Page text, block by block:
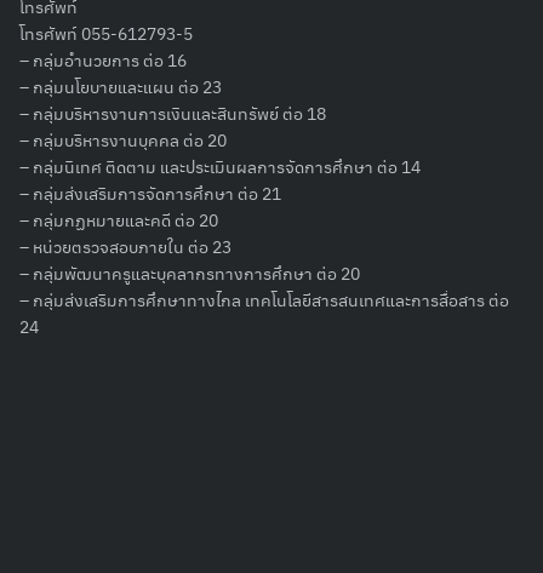
Search
for:
โทรศัพท์
โทรศัพท์ 055-612793-5
– กลุ่มอำนวยการ ต่อ 16
– กลุ่มนโยบายและแผน ต่อ 23
– กลุ่มบริหารงานการเงินและสินทรัพย์ ต่อ 18
– กลุ่มบริหารงานบุคคล ต่อ 20
– กลุ่มนิเทศ ติดตาม และประเมินผลการจัดการศึกษา ต่อ 14
– กลุ่มส่งเสริมการจัดการศึกษา ต่อ 21
– กลุ่มกฏหมายและคดี ต่อ 20
– หน่วยตรวจสอบภายใน ต่อ 23
– กลุ่มพัฒนาครูและบุคลากรทางการศึกษา ต่อ 20
– กลุ่มส่งเสริมการศึกษาทางไกล เทคโนโลยีสารสนเทศและการสื่อสาร ต่อ
24